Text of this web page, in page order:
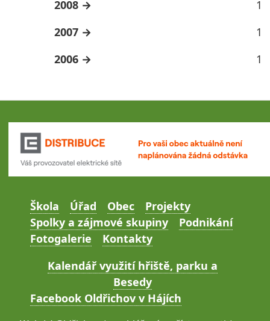
2008
1
2007
1
2006
1
Škola Úřad Obec
Projekty
Spolky a zájmové skupiny
Podnikání
Fotogalerie
Kontakty
Kalendář využití hřiště, parku a
Besedy
Facebook Oldřichov v Hájích